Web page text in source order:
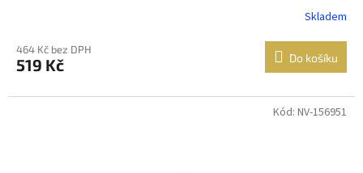
Skladem
464 Kč bez DPH
519 Kč Do košíku
Kód: NV-156951